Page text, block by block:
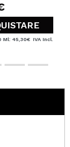
Ml: 45,30€ IVA Incl.